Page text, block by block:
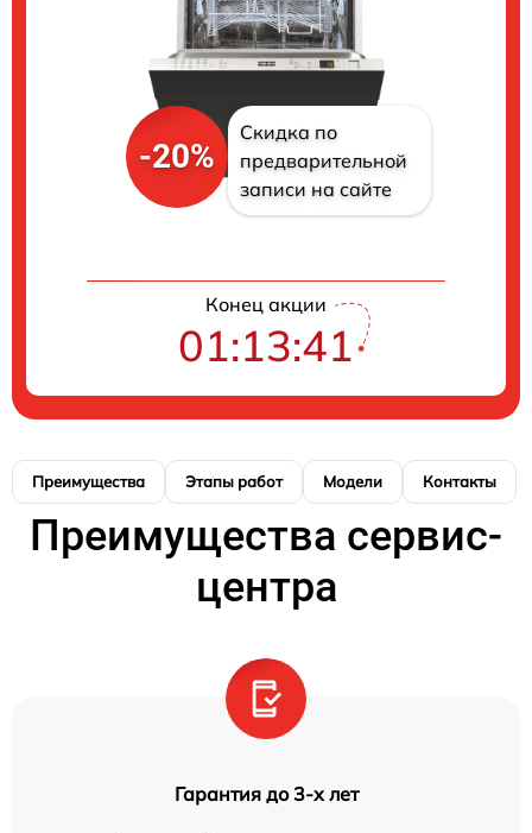
-20%
Скидка по
предварительной
записи на сайте
Конец акции
01:13:41
Преимущества Этапы работ Модели Контакты
Преимущества сервис-
центра
Гарантия до 3-х лет